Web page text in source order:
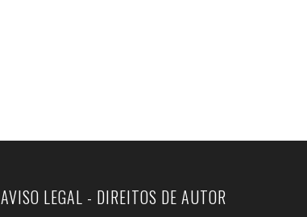
AVISO LEGAL - DIREITOS DE AUTOR